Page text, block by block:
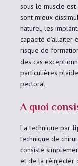
sous le muscle
sont mieux
naturel, les
capacité d’allaiter
risque de
des cas
particulières
pectoral.
A quoi
La technique par
technique de
consiste
et de la réinjecter